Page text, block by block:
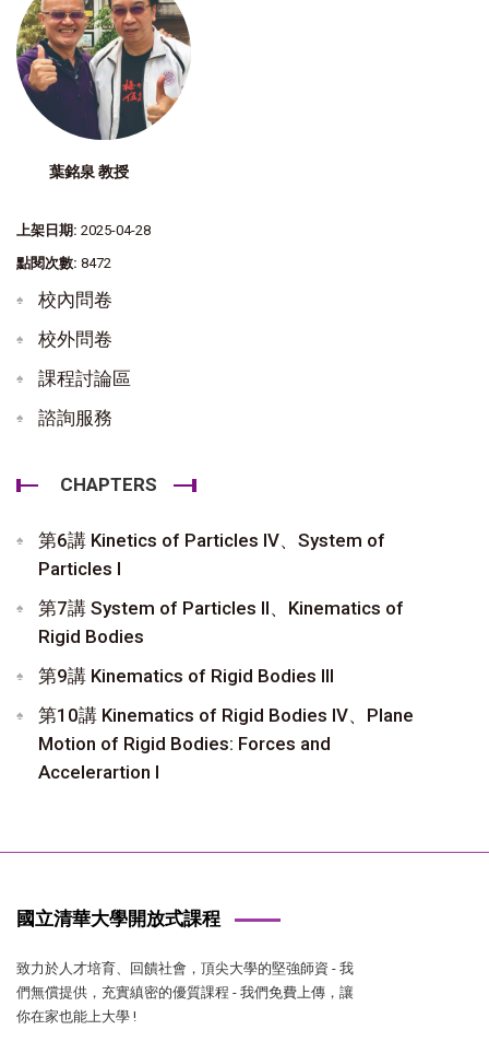
葉銘泉 教授
上架日期: 2025-04-28
點閱次數: 8472
校內問卷
校外問卷
課程討論區
諮詢服務
CHAPTERS
第6講 Kinetics of Particles IV、System of
Particles I
第7講 System of Particles II、Kinematics of
Rigid Bodies
第9講 Kinematics of Rigid Bodies III
第10講 Kinematics of Rigid Bodies IV、Plane
Motion of Rigid Bodies: Forces and
Accelerartion I
國立清華大學開放式課程
致力於人才培育、回饋社會，頂尖大學的堅強師資 - 我
們無償提供，充實縝密的優質課程 - 我們免費上傳，讓
你在家也能上大學 !